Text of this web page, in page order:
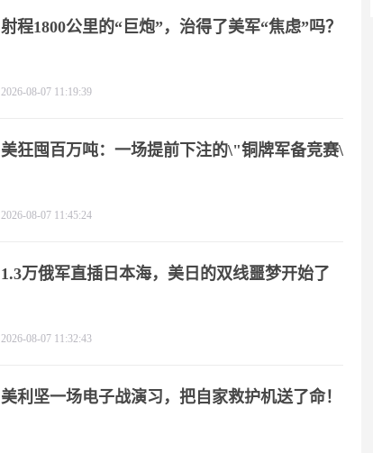
射程1800公里的“巨炮”，治得了美军“焦虑”吗？
2026-08-07 11:19:39
美狂囤百万吨：一场提前下注的\"铜牌军备竞赛\"
2026-08-07 11:45:24
1.3万俄军直插日本海，美日的双线噩梦开始了
2026-08-07 11:32:43
美利坚一场电子战演习，把自家救护机送了命！